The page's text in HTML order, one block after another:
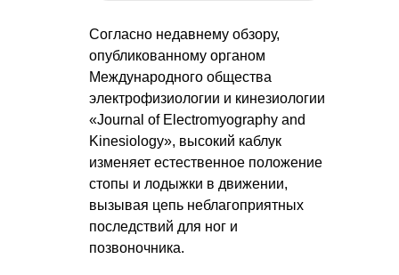
Согласно недавнему обзору,
опубликованному органом
Международного общества
электрофизиологии и кинезиологии
«Journal of Electromyography and
Kinesiology», высокий каблук
изменяет естественное положение
стопы и лодыжки в движении,
вызывая цепь неблагоприятных
последствий для ног и
позвоночника.